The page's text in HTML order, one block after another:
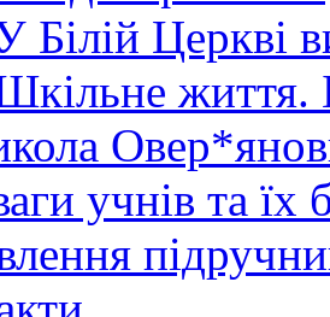
Білій Церкві
життя.
учнів та їх